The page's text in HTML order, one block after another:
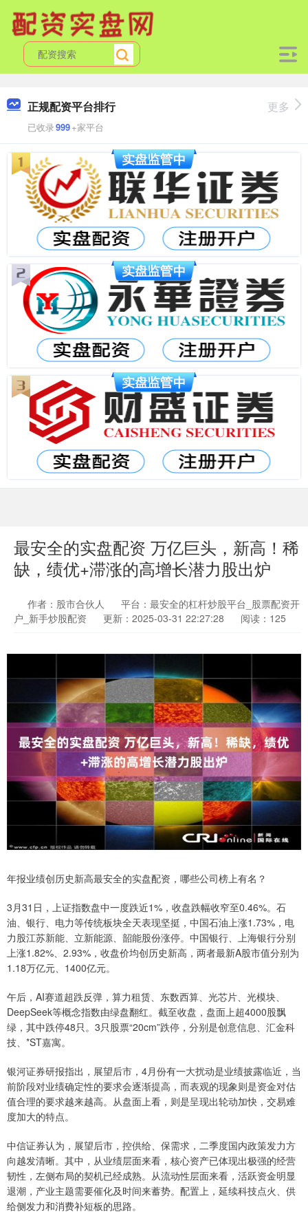
正规配资平台排行
已收录999+家平台
更多
最安全的实盘配资 万亿巨头，新高！稀
缺，绩优+滞涨的高增长潜力股出炉
作者：股市合伙人
平台：最安全的杠杆炒股平台_股票配资开
户_新手炒股配资
更新：2025-03-31 22:27:28 阅读：125
年报业绩创历史新高最安全的实盘配资，哪些公司榜上有名？
3月31日，上证指数盘中一度跌近1%，收盘跌幅收窄至0.46%。石
油、银行、电力等传统板块全天表现坚挺，中国石油上涨1.73%，电
力股江苏新能、立新能源、韶能股份涨停。中国银行、上海银行分别
上涨1.82%、2.93%，收盘价均创历史新高，两者最新A股市值分别为
1.18万亿元、1400亿元。
午后，AI赛道超跌反弹，算力租赁、东数西算、光芯片、光模块、
DeepSeek等概念指数由绿盘翻红。截至收盘，盘面上超4000股飘
绿，其中跌停48只。3只股票“20cm”跌停，分别是创意信息、汇金科
技、*ST嘉寓。
银河证券研报指出，展望后市，4月份有一大扰动是业绩披露临近，当
前阶段对业绩确定性的要求会逐渐提高，而表观的现象则是资金对估
值合理的要求越来越高。从盘面上看，则是呈现出轮动加快，交易难
度加大的特点。
中信证券认为，展望后市，控供给、保需求，二季度国内政策发力方
向越发清晰。其中，从业绩层面来看，核心资产已体现出极强的经营
韧性，左侧布局的契机已经成熟。从流动性层面来看，活跃资金明显
退潮，产业主题需要催化及时间来蓄势。配置上，延续科技点火、供
给侧发力和消费补短板的思路。